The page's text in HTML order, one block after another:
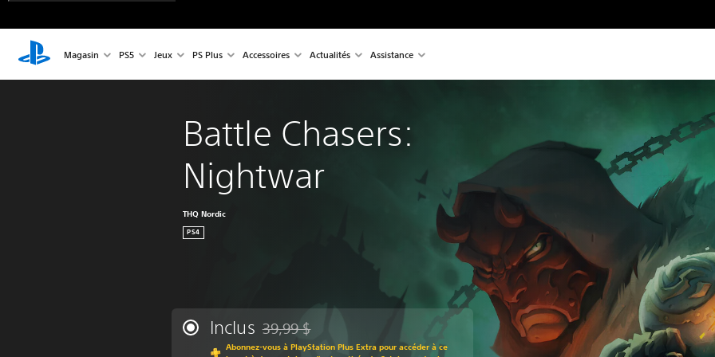
Magasin PS5 Jeux PS Plus Accessoires Actualités Assistance
Battle Chasers:
Nightwar
THQ Nordic
PS4
Inclus Remise par rapport au prix d'origine de 39,99 $
39,99 $
Abonnez-vous à PlayStation Plus Extra pour accéder à ce